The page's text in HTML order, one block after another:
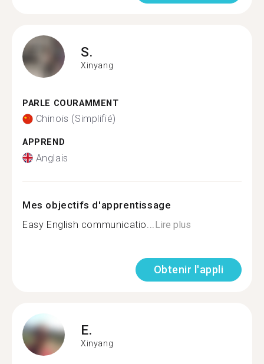
S.
Xinyang
PARLE COURAMMENT
Chinois (Simplifié)
APPREND
Anglais
Mes objectifs d'apprentissage
Easy English communicatio... Lire plus
Obtenir l'appli
E.
Xinyang